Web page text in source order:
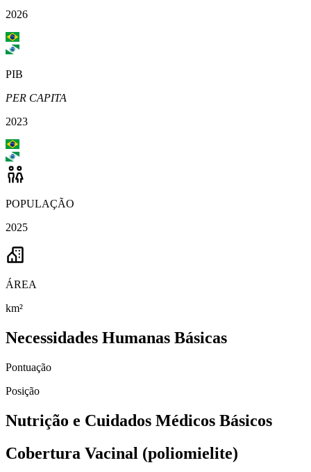
2026
PIB
PER CAPITA
2023
POPULAÇÃO
2025
ÁREA
km²
Necessidades Humanas Básicas
Pontuação
Posição
Nutrição e Cuidados Médicos Básicos
Cobertura Vacinal (poliomielite)